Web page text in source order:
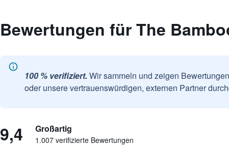
Bewertungen für The
100 % verifiziert. Wir sammeln und zeigen
oder unsere vertrauenswürdigen, externen Partner
9,4 Großartig
1.007 verifizierte Bewertungen